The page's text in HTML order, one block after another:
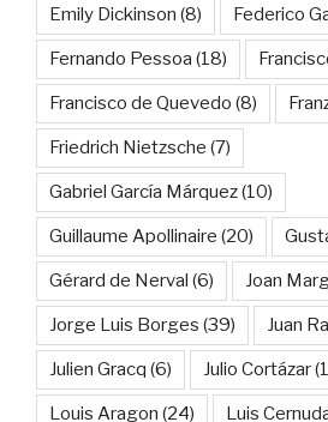
Emily Dickinson (8) Federico
Fernando Pessoa (18)
Francisco de Quevedo (8)
Friedrich Nietzsche (7)
Gabriel García Márquez(10)
Guillaume Apollinaire (20)
Gérard de Nerval (6) Joan
Jorge Luis Borges (39) Juan
Julien Gracq (6) Julio Cortázar
Louis Aragon (24) Luis